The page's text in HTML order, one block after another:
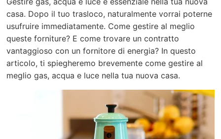
casa. Dopo il tuo trasloco, naturalmente vorrai poterne
usufruire immediatamente. Come gestire al meglio
queste forniture? E come trovare un contratto
vantaggioso con un fornitore di energia? In questo
articolo, ti spiegheremo brevemente come gestire al
meglio gas, acqua e luce nella tua nuova casa.